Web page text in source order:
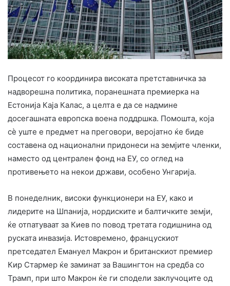
Процесот го координира високата претставничка за
надворешна политика, поранешната премиерка на
Естонија Каја Калас, а целта е да се надмине
досегашната европска воена поддршка. Помошта, која
сè уште е предмет на преговори, веројатно ќе биде
составена од национални придонеси на земјите членки,
наместо од централен фонд на ЕУ, со оглед на
противењето на некои држави, особено Унгарија.
В понеделник, високи функционери на ЕУ, како и
лидерите на Шпанија, нордиските и балтичките земји,
ќе отпатуваат за Киев по повод третата годишнина од
руската инвазија. Истовремено, францускиот
претседател Емануел Макрон и британскиот премиер
Кир Стармер ќе заминат за Вашингтон на средба со
Трамп, при што Макрон ќе ги сподели заклучоците од